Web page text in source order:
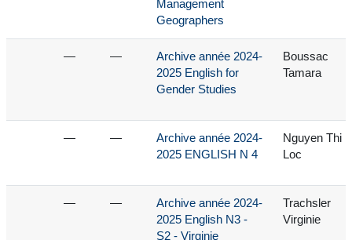
Management
Geographers
— —
Archive année 2024-
2025 English for
Gender Studies
Boussac
Tamara
— —
Archive année 2024-
2025 ENGLISH N 4
Nguyen Thi
Loc
— —
Archive année 2024-
2025 English N3 -
S2 - Virginie
Trachsler
Virginie